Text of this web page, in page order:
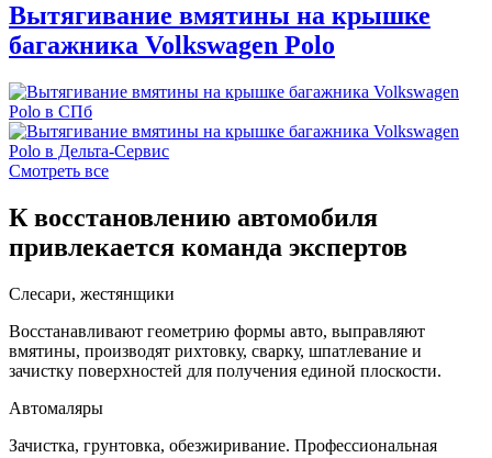
Вытягивание вмятины на крышке
багажника Volkswagen Polo
Смотреть все
К восстановлению автомобиля
привлекается команда экспертов
Слесари, жестянщики
Восстанавливают геометрию формы авто, выправляют
вмятины, производят рихтовку, сварку, шпатлевание и
зачистку поверхностей для получения единой плоскости.
Автомаляры
Зачистка, грунтовка, обезжиривание. Профессиональная